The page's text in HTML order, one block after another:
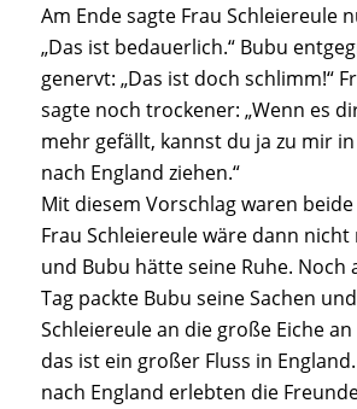
Am Ende sagte Frau Schleiereule
„Das ist bedauerlich.“ Bubu
genervt: „Das ist doch schlimm!“
sagte noch trockener: „Wenn es
mehr gefällt, kannst du ja zu mir
nach England ziehen.“
Mit diesem Vorschlag waren
Frau Schleiereule wäre dann
und Bubu hätte seine Ruhe. Noch
Tag packte Bubu seine Sachen
Schleiereule an die große Eiche
das ist ein großer Fluss in
nach England erlebten die